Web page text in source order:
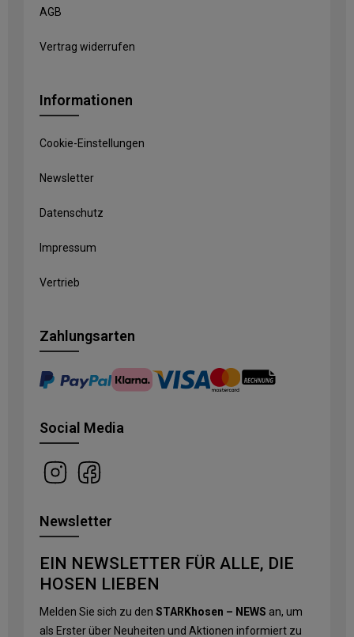
AGB
Vertrag widerrufen
Informationen
Cookie-Einstellungen
Newsletter
Datenschutz
Impressum
Vertrieb
Zahlungsarten
Social Media
Newsletter
EIN NEWSLETTER FÜR ALLE, DIE
HOSEN LIEBEN
Melden Sie sich zu den STARKhosen – NEWS an, um
als Erster über Neuheiten und Aktionen informiert zu